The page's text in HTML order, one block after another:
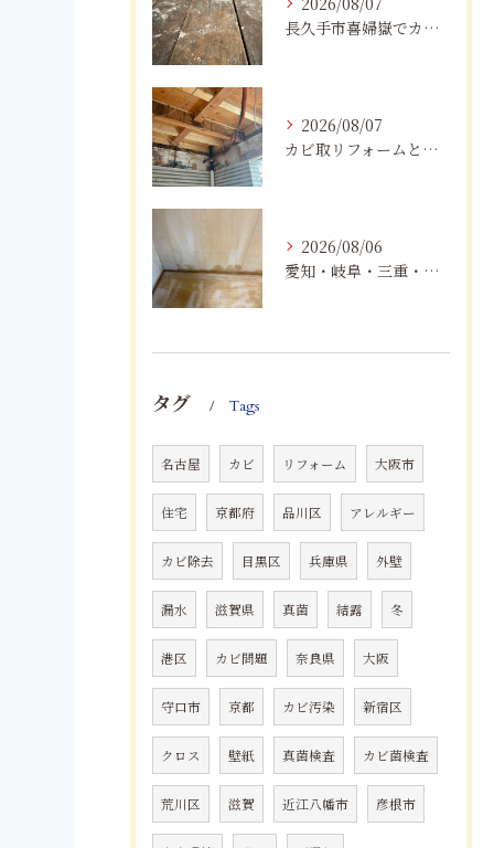
長久手市喜婦嶽でカビに悩んだら｜住宅の湿気対策とプロによる解決方法
2026/08/07
カビ取リフォームと専門業者を比較！根本解決を選ぶポイント
2026/08/06
愛知・岐阜・三重・静岡の公営住宅で発生するカビ対策｜原因・健康被害・効果的な予防方法を徹底解説
タグ Tags
名古屋 カビ リフォーム 大阪市
住宅 京都府 品川区 アレルギー
カビ除去 目黒区 兵庫県 外壁
漏水 滋賀県 真菌 結露 冬
港区 カビ問題 奈良県 大阪
守口市 京都 カビ汚染 新宿区
クロス 壁紙 真菌検査 カビ菌検査
荒川区 滋賀 近江八幡市 彦根市